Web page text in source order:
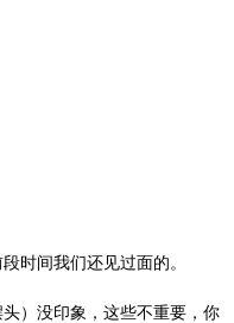
时间我们还见过面的。
）没印象，这些不重要，你